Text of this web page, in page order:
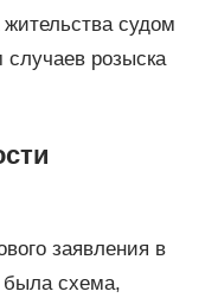
судом
розыска
заявления в
была схема,